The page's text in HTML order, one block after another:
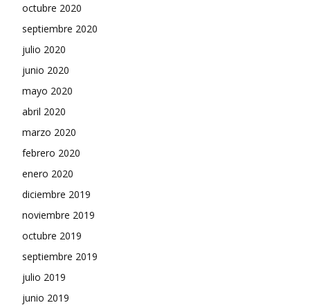
octubre 2020
septiembre 2020
julio 2020
junio 2020
mayo 2020
abril 2020
marzo 2020
febrero 2020
enero 2020
diciembre 2019
noviembre 2019
octubre 2019
septiembre 2019
julio 2019
junio 2019